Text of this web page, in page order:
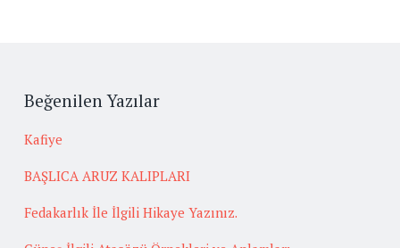
Beğenilen Yazılar
Kafiye
BAŞLICA ARUZ KALIPLARI
Fedakarlık İle İlgili Hikaye Yazınız.